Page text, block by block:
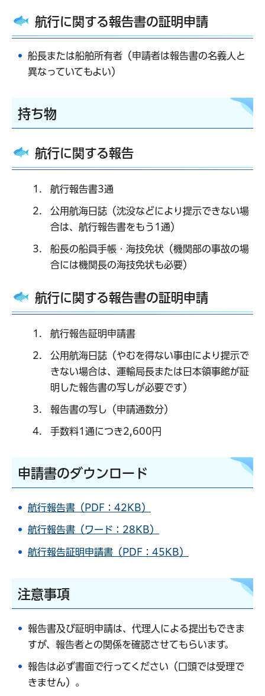
航行に関する報告書の証明申請
船長または船舶所有者（申請者は報告書の名義人と
異なっていてもよい）
持ち物
航行に関する報告
航行報告書3通
公用航海日誌（沈没などにより提示できない場
合は、航行報告書をもう1通）
船長の船員手帳・海技免状（機関部の事故の場
合には機関長の海技免状も必要）
航行に関する報告書の証明申請
航行報告証明申請書
公用航海日誌（やむを得ない事由により提示で
きない場合は、運輸局長または日本領事館が証
明した報告書の写しが必要です）
報告書の写し（申請通数分）
手数料1通につき2,600円
申請書のダウンロード
航行報告書（PDF：42KB）
航行報告書（ワード：28KB）
航行報告証明申請書（PDF：45KB）
注意事項
報告書及び証明申請は、代理人による提出もできま
すが、報告者との関係を確認させてもらいます。
報告は必ず書面で行ってください（口頭では受理で
きません）。